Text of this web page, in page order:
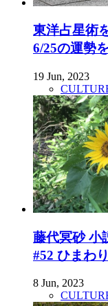
東洋占星術
6/25の運勢
19 Jun, 2023
藤代冥砂
#52 ひまわり
8 Jun, 2023